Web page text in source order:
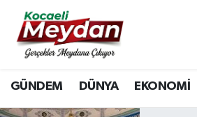
GÜNDEM DÜNYA EKONOMİ
Nöbetçi Eczaneler
Hava Durumu